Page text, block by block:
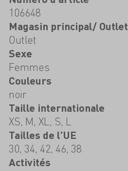
106648
Magasin principal/ Outlet
Outlet
Sexe
Femmes
Couleurs
noir
Taille internationale
XS, M, XL, S, L
Tailles de l'UE
30, 34, 42, 46, 38
Activités